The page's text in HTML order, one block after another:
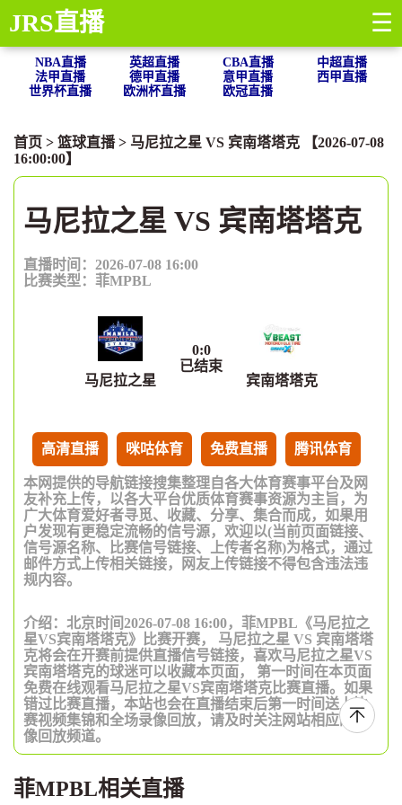
JRS直播 ☰
NBA直播 英超直播 CBA直播
中超直播
法甲直播
德甲直播 意甲直播
西甲直播
世界杯直播
欧洲杯直播 欧冠直播
首页 > 篮球直播> 马尼拉之星 VS 宾南塔塔克 【2026-07-08
16:00:00】
马尼拉之星 VS 宾南塔塔克
直播时间：2026-07-08 16:00
比赛类型： 菲MPBL
马尼拉之星
0:0
已结束
宾南塔塔克
高清直播 咪咕体育 免费直播 腾讯体育
本网提供的导航链接搜集整理自各大体育赛事平台及网
友补充上传，以各大平台优质体育赛事资源为主旨，为
广大体育爱好者寻觅、收藏、分享、集合而成，如果用
户发现有更稳定流畅的信号源，欢迎以(当前页面链接、
信号源名称、比赛信号链接、上传者名称)为格式，通过
邮件方式上传相关链接，网友上传链接不得包含违法违
规内容。
介绍：北京时间2026-07-08 16:00，菲MPBL《马尼拉之
星VS宾南塔塔克》比赛开赛， 马尼拉之星 VS 宾南塔塔
克将会在开赛前提供直播信号链接，喜欢马尼拉之星VS
宾南塔塔克的球迷可以收藏本页面， 第一时间在本页面
免费在线观看马尼拉之星VS宾南塔塔克比赛直播。如果
错过比赛直播，本站也会在直播结束后第一时间送上比
赛视频集锦和全场录像回放，请及时关注网站相应的录
像回放频道。
菲MPBL相关直播